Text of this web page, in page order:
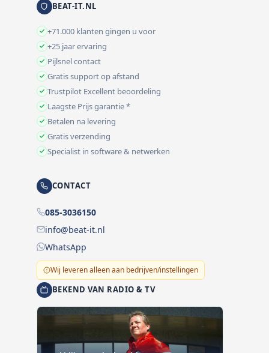
BEAT-IT.NL
+71.000 klanten gingen u voor
+25 jaar ervaring
Pijlsnel contact
Gratis support op afstand
Trustpilot Excellent beoordeling
Laagste Prijs garantie *
Betalen na levering
Gratis verzending
Specialist in software & netwerken
CONTACT
085-3036150
info@beat-it.nl
WhatsApp
Wij leveren alleen aan bedrijven/instellingen
BEKEND VAN RADIO & TV